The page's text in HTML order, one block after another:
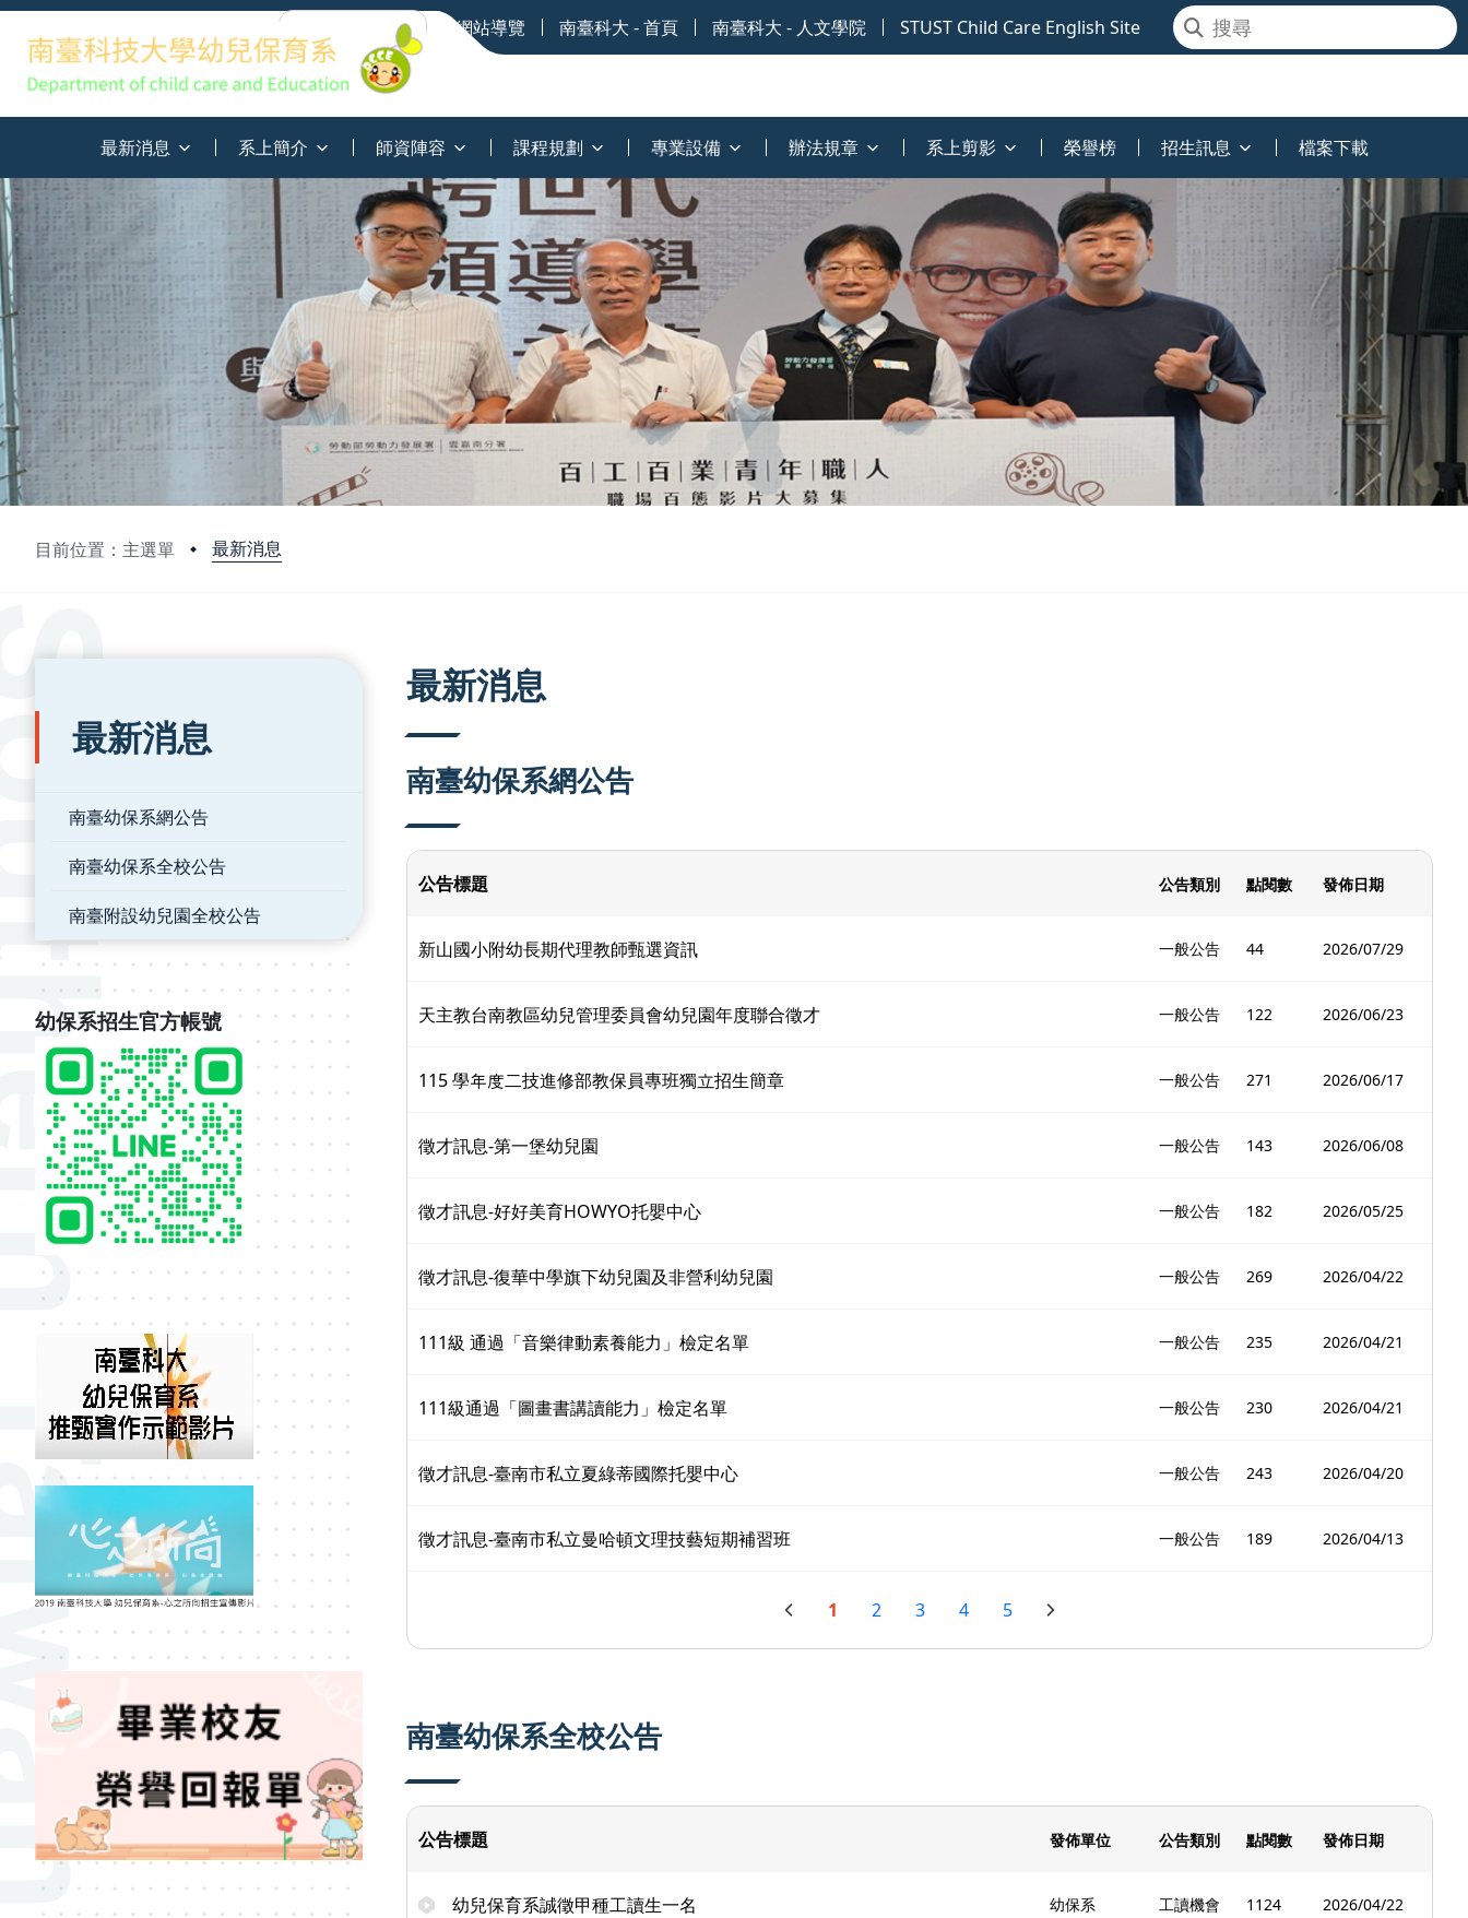
網站導覽 南臺科大 - 首頁 南臺科大 - 人文學院 STUST Child Care English Site
最新消息 系上簡介 師資陣容 課程規劃 專業設備 辦法規章 系上剪影 榮譽榜 招生訊息 檔案下載
目前位置：主選單 最新消息
:::
最新消息
南臺幼保系網公告
南臺幼保系全校公告
南臺附設幼兒園全校公告
幼保系招生官方帳號
最新消息
南臺幼保系網公告
公告標題 公告類別 點閱數 發佈日期
新山國小附幼長期代理教師甄選資訊 一般公告 44 2026/07/29
天主教台南教區幼兒管理委員會幼兒園年度聯合徵才 一般公告 122 2026/06/23
115 學年度二技進修部教保員專班獨立招生簡章 一般公告 271 2026/06/17
徵才訊息-第一堡幼兒園 一般公告 143 2026/06/08
徵才訊息-好好美育HOWYO托嬰中心 一般公告 182 2026/05/25
徵才訊息-復華中學旗下幼兒園及非營利幼兒園 一般公告 269 2026/04/22
111級 通過「音樂律動素養能力」檢定名單 一般公告 235 2026/04/21
111級通過「圖畫書講讀能力」檢定名單 一般公告 230 2026/04/21
徵才訊息-臺南市私立夏綠蒂國際托嬰中心 一般公告 243 2026/04/20
徵才訊息-臺南市私立曼哈頓文理技藝短期補習班 一般公告 189 2026/04/13
1 2 3 4 5
南臺幼保系全校公告
公告標題 發佈單位 公告類別 點閱數 發佈日期
幼兒保育系誠徵甲種工讀生一名 幼保系 工讀機會 1124 2026/04/22